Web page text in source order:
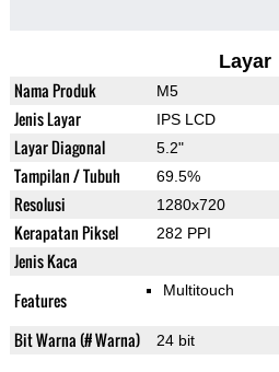
Layar
Nama Produk M5
Jenis Layar IPS LCD
Layar Diagonal 5.2"
Tampilan / Tubuh 69.5%
Resolusi 1280x720
Kerapatan Piksel 282 PPI
Jenis Kaca
Features Multitouch
Bit Warna (# Warna) 24 bit